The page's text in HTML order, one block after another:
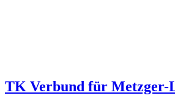
TK Verbund für Metzger-